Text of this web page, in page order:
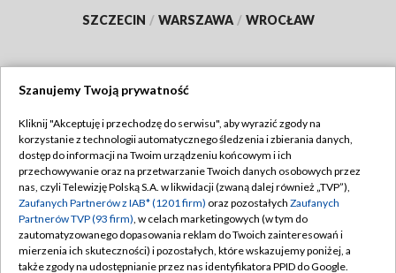
SZCZECIN / WARSZAWA / WROCŁAW
TVP
Abonament TVP
Emisja w TVP
Centrum informacji TVP
Naziemna Telewizja Cyfrowa
Regulamin TVP
Polityka prywatności
Moje zgody
Pomoc
Szanujemy Twoją prywatność
Kliknij "Akceptuję i przechodzę do serwisu", aby wyrazić zgody na
korzystanie z technologii automatycznego śledzenia i zbierania danych,
dostęp do informacji na Twoim urządzeniu końcowym i ich
przechowywanie oraz na przetwarzanie Twoich danych osobowych przez
nas, czyli Telewizję Polską S.A. w likwidacji (zwaną dalej również „TVP”),
Zaufanych Partnerów z IAB* (1201 firm) oraz pozostałych Zaufanych
Partnerów TVP (93 firm), w celach marketingowych (w tym do
zautomatyzowanego dopasowania reklam do Twoich zainteresowań i
mierzenia ich skuteczności) i pozostałych, które wskazujemy poniżej, a
także zgody na udostępnianie przez nas identyfikatora PPID do Google.